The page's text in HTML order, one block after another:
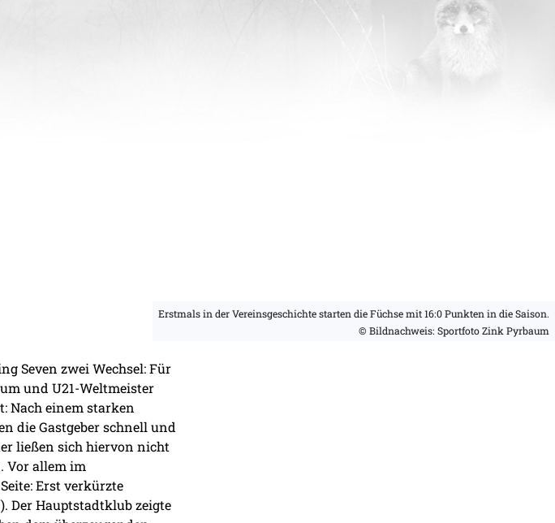
Erstmals in der Vereinsgeschichte starten die Füchse mit 16:0 Punkten in die Saison.
© Bildnachweis: Sportfoto Zink Pyrbaum
Seven zwei Wechsel: Für
und U21-Weltmeister
Nach einem starken
die Gastgeber schnell und
ließen sich hiervon nicht
Vor allem im
Erst verkürzte
Der Hauptstadtklub zeigte